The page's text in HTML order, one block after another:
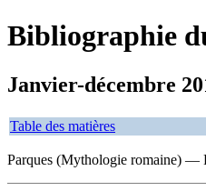
Bibliographie
Janvier-décembre
Table des matières
Parques (Mythologie romaine) —